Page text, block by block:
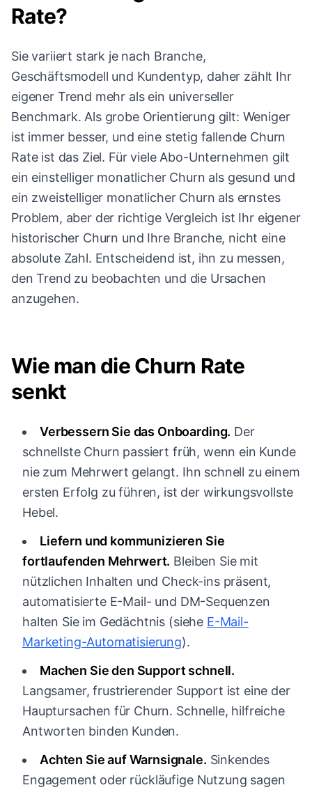
Rate?
Sie variiert stark je nach Branche,
Geschäftsmodell und Kundentyp, daher zählt Ihr
eigener Trend mehr als ein universeller
Benchmark. Als grobe Orientierung gilt: Weniger
ist immer besser, und eine stetig fallende Churn
Rate ist das Ziel. Für viele Abo-Unternehmen gilt
ein einstelliger monatlicher Churn als gesund und
ein zweistelliger monatlicher Churn als ernstes
Problem, aber der richtige Vergleich ist Ihr eigener
historischer Churn und Ihre Branche, nicht eine
absolute Zahl. Entscheidend ist, ihn zu messen,
den Trend zu beobachten und die Ursachen
anzugehen.
Wie man die Churn Rate
senkt
Verbessern Sie das Onboarding. Der
schnellste Churn passiert früh, wenn ein Kunde
nie zum Mehrwert gelangt. Ihn schnell zu einem
ersten Erfolg zu führen, ist der wirkungsvollste
Hebel.
Liefern und kommunizieren Sie
fortlaufenden Mehrwert. Bleiben Sie mit
nützlichen Inhalten und Check-ins präsent,
automatisierte E-Mail- und DM-Sequenzen
halten Sie im Gedächtnis (siehe E-Mail-
Marketing-Automatisierung).
Machen Sie den Support schnell.
Langsamer, frustrierender Support ist eine der
Hauptursachen für Churn. Schnelle, hilfreiche
Antworten binden Kunden.
Achten Sie auf Warnsignale. Sinkendes
Engagement oder rückläufige Nutzung sagen